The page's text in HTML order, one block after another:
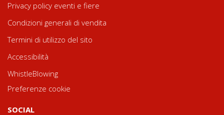
Privacy policy eventi e fiere
Condizioni generali di vendita
Termini di utilizzo del sito
Accessibilità
WhistleBlowing
Preferenze cookie
SOCIAL